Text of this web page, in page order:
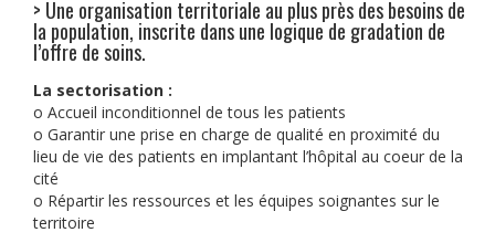
> Une organisation territoriale au plus près des besoins de
la population, inscrite dans une logique de gradation de
l’offre de soins.
La sectorisation :
o Accueil inconditionnel de tous les patients
o Garantir une prise en charge de qualité en proximité du
lieu de vie des patients en implantant l’hôpital au coeur de la
cité
o Répartir les ressources et les équipes soignantes sur le
territoire